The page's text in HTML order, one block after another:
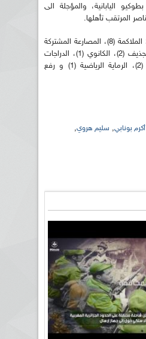
الألعاب الأولمبية 2020 بطوكيو اليابانية، والمؤجلة الى
والتخصصات المعنية هي: الملاكمة (8)، المصارعة المشتركة
(8)، ألعاب القوى (3)، التجذيف (2)، الكانوي (1)، الدراجات
(2)، السباحة (1)، الشراع (2)، الرماية الرياضية (1) و رفع
أكرم بونابي, سليم هروي,